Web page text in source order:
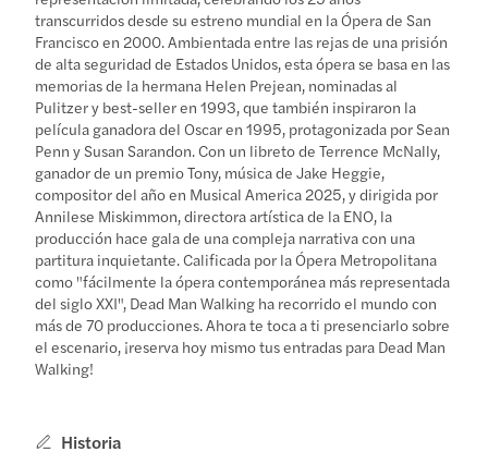
transcurridos desde su estreno mundial en la Ópera de San
Francisco en 2000. Ambientada entre las rejas de una prisión
de alta seguridad de Estados Unidos, esta ópera se basa en las
memorias de la hermana Helen Prejean, nominadas al
Pulitzer y best-seller en 1993, que también inspiraron la
película ganadora del Oscar en 1995, protagonizada por Sean
Penn y Susan Sarandon. Con un libreto de Terrence McNally,
ganador de un premio Tony, música de Jake Heggie,
compositor del año en Musical America 2025, y dirigida por
Annilese Miskimmon, directora artística de la ENO, la
producción hace gala de una compleja narrativa con una
partitura inquietante. Calificada por la Ópera Metropolitana
como "fácilmente la ópera contemporánea más representada
del siglo XXI", Dead Man Walking ha recorrido el mundo con
más de 70 producciones. Ahora te toca a ti presenciarlo sobre
el escenario, ¡reserva hoy mismo tus entradas para Dead Man
Walking!
Historia